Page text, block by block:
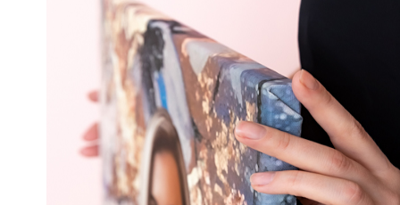
Ваш город:
Ваш регион доставки
Выберите из списка:
10х15
13х18
15х15
15х20
20х20
20х30
30х30
30х40
А4
Фото